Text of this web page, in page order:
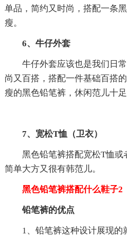
单品，简约又时尚，搭配一条
瘦。
6、牛仔外套
牛仔外套应该也是我们日
尚又百搭，搭配一件基础百搭
瘦的黑色铅笔裤，休闲范儿十足
7、宽松T恤（卫衣）
黑色铅笔裤搭配宽松T恤或
简单大方又很有韩范儿。
黑色铅笔裤搭配什么鞋子2
铅笔裤的优点
1、铅笔裤这种设计展现的